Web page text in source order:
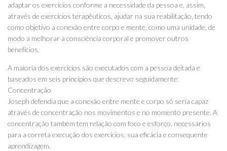
adaptar os exercícios conforme a necessidade da pessoa e, assim,
através de exercícios terapêuticos, ajudar na sua reabilitação, tendo
como objetivo a conexão entre corpo e mente, como uma unidade, de
modo a melhorar a consciência corporal e promover outros
benefícios.
A maioria dos exercícios são executados com a pessoa deitada e
baseados em seis princípios que descrevo seguidamente:
Concentração
Joseph defendia que a conexão entre mente e corpo só seria capaz
através de concentração nos movimentos e no momento presente. A
concentração também tem relação com foco e esforço, necessários
para a correta execução dos exercícios, sua eficácia e consequente
aprendizagem.